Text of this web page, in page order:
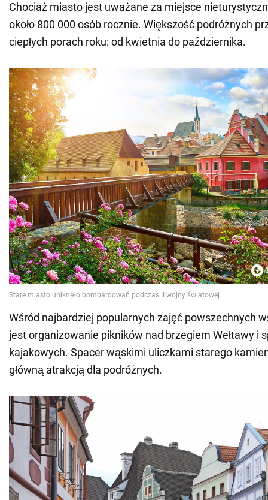
Chociaż miasto jest uważane za miejsce
około 800 000 osób rocznie. Większość podróżnych
ciepłych porach roku: od kwietnia do października.
Wśród najbardziej popularnych zajęć powszechnych
jest organizowanie pikników nad brzegiem Wełtawy i
kajakowych. Spacer wąskimi uliczkami starego
główną atrakcją dla podróżnych.